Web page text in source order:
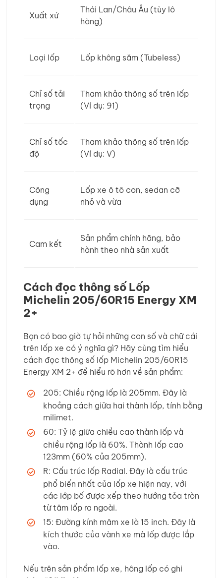
Xuất xứ
Thái Lan/Châu Âu (tùy lô
hàng)
Loại lốp Lốp không săm (Tubeless)
Chỉ số tải
trọng
Tham khảo thông số trên lốp
(Ví dụ: 91)
Chỉ số tốc
độ
Tham khảo thông số trên lốp
(Ví dụ: V)
Công
dụng
Lốp xe ô tô con, sedan cỡ
nhỏ và vừa
Cam kết
Sản phẩm chính hãng, bảo
hành theo nhà sản xuất
Cách đọc thông số Lốp
Michelin 205/60R15 Energy XM
2+
Bạn có bao giờ tự hỏi những con số và chữ cái
trên lốp xe có ý nghĩa gì? Hãy cùng tìm hiểu
cách đọc thông số lốp Michelin 205/60R15
Energy XM 2+ để hiểu rõ hơn về sản phẩm:
205: Chiều rộng lốp là 205mm. Đây là
khoảng cách giữa hai thành lốp, tính bằng
milimet.
60: Tỷ lệ giữa chiều cao thành lốp và
chiều rộng lốp là 60%. Thành lốp cao
123mm (60% của 205mm).
R: Cấu trúc lốp Radial. Đây là cấu trúc
phổ biến nhất của lốp xe hiện nay, với
các lớp bố được xếp theo hướng tỏa tròn
từ tâm lốp ra ngoài.
15: Đường kính mâm xe là 15 inch. Đây là
kích thước của vành xe mà lốp được lắp
vào.
Nếu trên sản phẩm lốp xe, hông lốp có ghi